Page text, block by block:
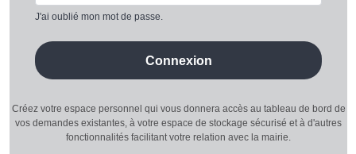
J'ai oublié mon mot de passe.
Créez votre espace personnel qui vous donnera accès au tableau de bord de
vos demandes existantes, à votre espace de stockage sécurisé et à d'autres
fonctionnalités facilitant votre relation avec la mairie.